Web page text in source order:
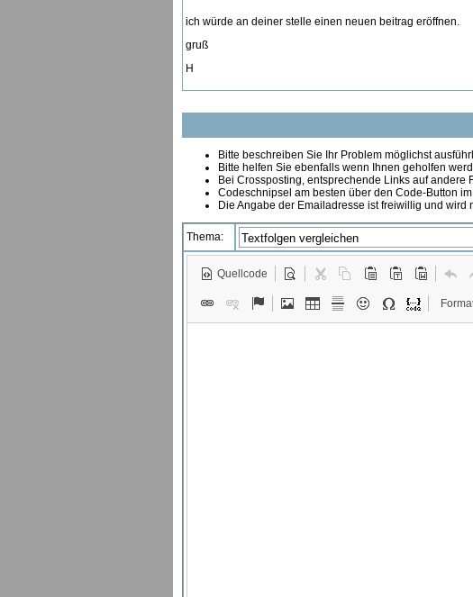
ich würde an deiner stelle einen neuen beitrag eröffnen.
gruß
H
Bitte beschreiben Sie Ihr Problem möglichst
Bitte helfen Sie ebenfalls wenn Ihnen geholfen
Bei Crossposting, entsprechende Links auf andere
Codeschnipsel am besten über den Code-Button
Die Angabe der Emailadresse ist freiwillig und
Thema:
Quellcode